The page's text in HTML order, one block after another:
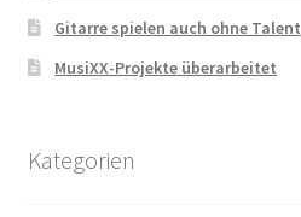
Gitarre spielen auch ohne Talent
MusiXX-Projekte überarbeitet
Kategorien